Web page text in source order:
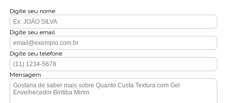
Digite seu nome
Digite seu email
Digite seu telefone
Mensagem